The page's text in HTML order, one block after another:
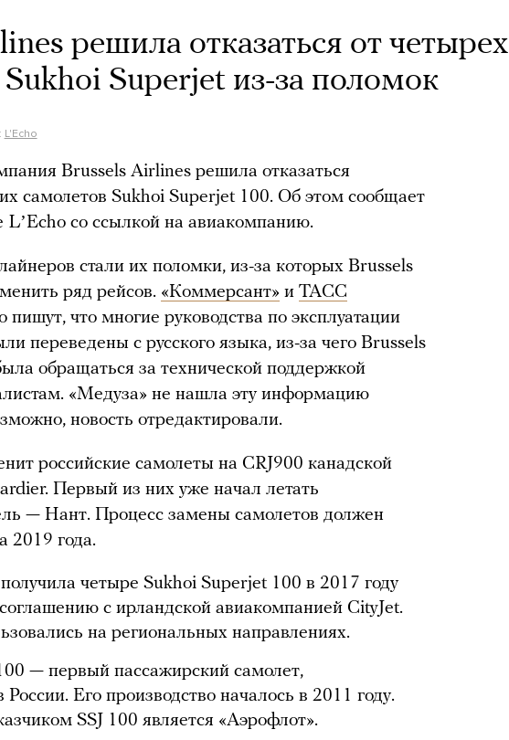
решила отказаться от четырех
Superjet из-за поломок
L'Echo
Brussels Airlines решила отказаться
самолетов Sukhoi Superjet 100. Об этом сообщает
LʼEcho со ссылкой на авиакомпанию.
стали их поломки, из-за которых Brussels
ряд рейсов. «Коммерсант» и ТАСС
пишут, что многие руководства по эксплуатации
переведены с русского языка, из-за чего Brussels
обращаться за технической поддержкой
«Медуза» не нашла эту информацию
новость отредактировали.
российские самолеты на CRJ900 канадской
Первый из них уже начал летать
— Нант. Процесс замены самолетов должен
2019 года.
четыре Sukhoi Superjet 100 в 2017 году
с ирландской авиакомпанией CityJet.
на региональных направлениях.
— первый пассажирский самолет,
Его производство началось в 2011 году.
SSJ 100 является «Аэрофлот».